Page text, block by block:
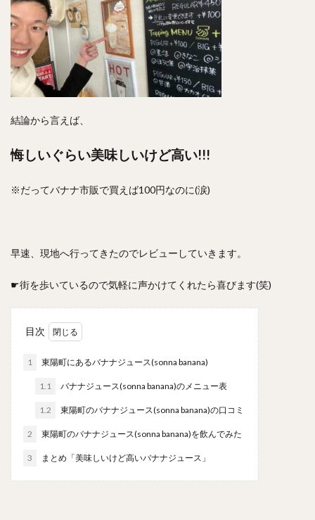
結論から言えば、
悔しいぐらい美味しいけど高い!!!
※だってバナナ市販で買えば100円なのに(涙)
早速、現地へ行ってきたのでレビューしていきます。
☛街を歩いているので気軽に声かけてくれたら喜びます(笑)
目次
1 東陽町にあるバナナジュース(sonna banana)
1.1 バナナジュース(sonna banana)のメニュー表
1.2 東陽町のバナナジュース(sonna banana)の口コミ
2 東陽町のバナナジュース(sonna banana)を飲んでみた
3 まとめ「美味しいけど高いバナナジュース」